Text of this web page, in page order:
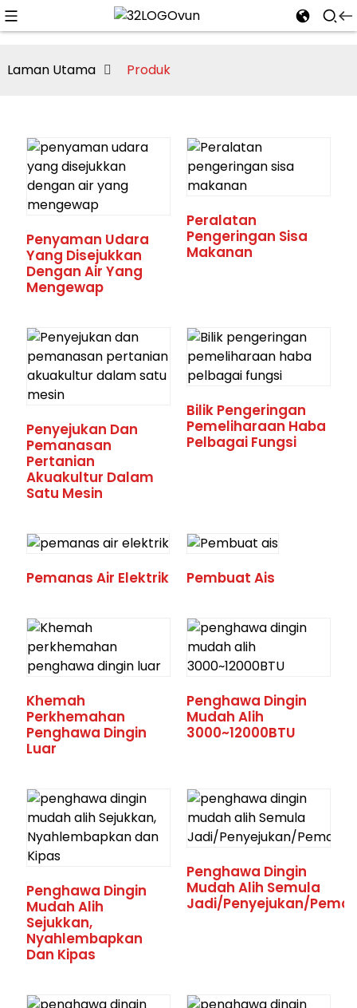
Laman Utama Produk
Penyaman Udara
Yang Disejukkan
Dengan Air Yang
Mengewap
Peralatan
Pengeringan Sisa
Makanan
Penyejukan Dan
Pemanasan
Pertanian
Akuakultur Dalam
Satu Mesin
Bilik Pengeringan
Pemeliharaan Haba
Pelbagai Fungsi
Pemanas Air Elektrik Pembuat Ais
Khemah
Perkhemahan
Penghawa Dingin
Luar
Penghawa Dingin
Mudah Alih
3000~12000BTU
Penghawa Dingin
Mudah Alih
Sejukkan,
Nyahlembapkan
Dan Kipas
Penghawa Dingin
Mudah Alih Semula
Jadi/Penyejukan/